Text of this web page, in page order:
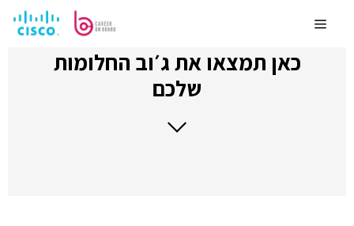
לתוכןMenu
כאן תמצאו את ג׳וב החלומות
שלכם